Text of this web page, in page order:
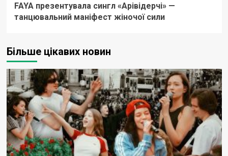
FAYA презентувала сингл «Арівідерчі» —
танцювальний маніфест жіночої сили
Більше цікавих новин